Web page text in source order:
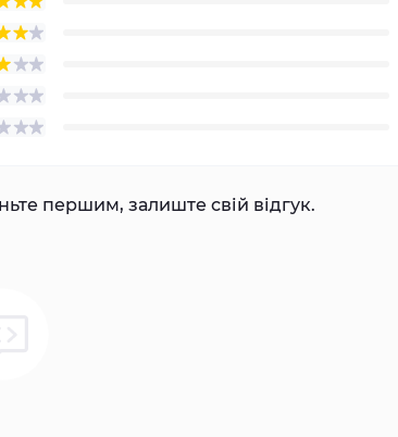
першим, залиште свій відгук.